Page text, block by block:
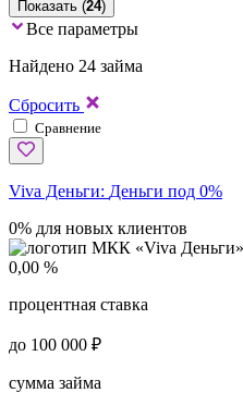
Показать (24)
Все параметры
Найдено 24 займа
Сбросить
Сравнение
Viva Деньги: Деньги под 0%
0% для новых клиентов
0,00 %
процентная ставка
до 100 000 ₽
сумма займа